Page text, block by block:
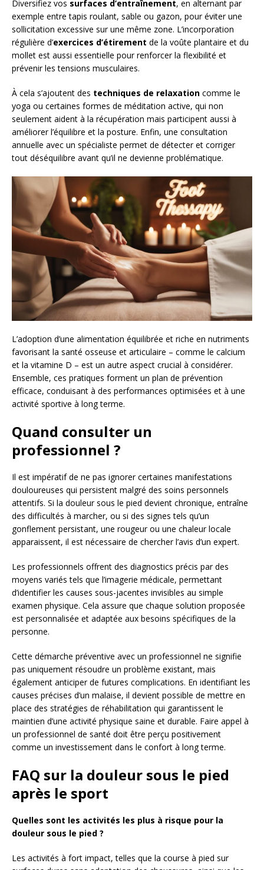
Diversifiez vos surfaces d’entraînement, en alternant par
exemple entre tapis roulant, sable ou gazon, pour éviter une
sollicitation excessive sur une même zone. L’incorporation
régulière d’exercices d’étirement de la voûte plantaire et du
mollet est aussi essentielle pour renforcer la flexibilité et
prévenir les tensions musculaires.
À cela s’ajoutent des techniques de relaxation comme le
yoga ou certaines formes de méditation active, qui non
seulement aident à la récupération mais participent aussi à
améliorer l’équilibre et la posture. Enfin, une consultation
annuelle avec un spécialiste permet de détecter et corriger
tout déséquilibre avant qu’il ne devienne problématique.
L’adoption d’une alimentation équilibrée et riche en nutriments
favorisant la santé osseuse et articulaire – comme le calcium
et la vitamine D – est un autre aspect crucial à considérer.
Ensemble, ces pratiques forment un plan de prévention
efficace, conduisant à des performances optimisées et à une
activité sportive à long terme.
Quand consulter un
professionnel ?
Il est impératif de ne pas ignorer certaines manifestations
douloureuses qui persistent malgré des soins personnels
attentifs. Si la douleur sous le pied devient chronique, entraîne
des difficultés à marcher, ou si des signes tels qu’un
gonflement persistant, une rougeur ou une chaleur locale
apparaissent, il est nécessaire de chercher l’avis d’un expert.
Les professionnels offrent des diagnostics précis par des
moyens variés tels que l’imagerie médicale, permettant
d’identifier les causes sous-jacentes invisibles au simple
examen physique. Cela assure que chaque solution proposée
est personnalisée et adaptée aux besoins spécifiques de la
personne.
Cette démarche préventive avec un professionnel ne signifie
pas uniquement résoudre un problème existant, mais
également anticiper de futures complications. En identifiant les
causes précises d’un malaise, il devient possible de mettre en
place des stratégies de réhabilitation qui garantissent le
maintien d’une activité physique saine et durable. Faire appel à
un professionnel de santé doit être perçu positivement
comme un investissement dans le confort à long terme.
FAQ sur la douleur sous le pied
après le sport
Quelles sont les activités les plus à risque pour la
douleur sous le pied ?
Les activités à fort impact, telles que la course à pied sur